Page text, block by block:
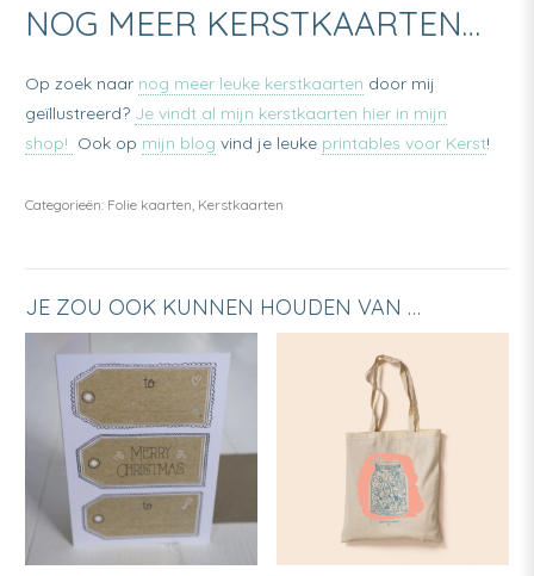
NOG MEER KERSTKAARTEN…
Op zoek naar nog meer leuke kerstkaarten door mij
geïllustreerd? Je vindt al mijn kerstkaarten hier in mijn
shop! Ook op mijn blog vind je leuke printables voor Kerst!
Categorieën: Folie kaarten Kerstkaarten
JE ZOU OOK KUNNEN HOUDEN VAN …